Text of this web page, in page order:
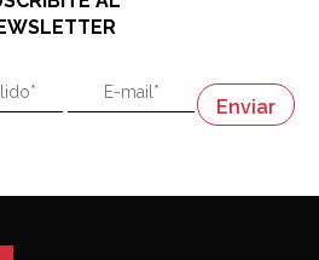
la estupidez no es una desventaja"
la estupidez no es una desventaja"